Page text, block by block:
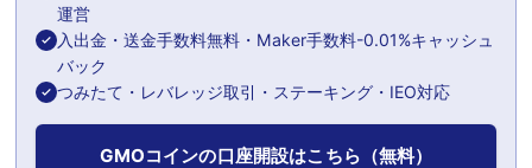
運営
入出金・送金手数料無料・Maker手数料-0.01%キャッシュ
バック
つみたて・レバレッジ取引・ステーキング・IEO対応
GMOコインの口座開設はこちら（無料）